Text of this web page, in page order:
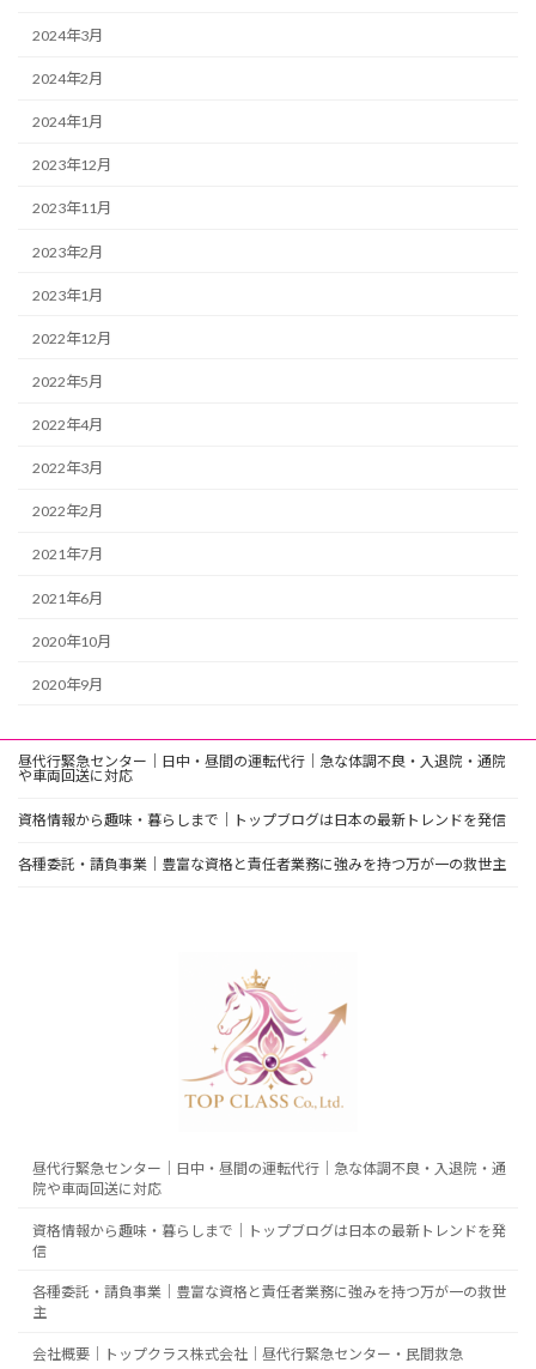
2024年3月
2024年2月
2024年1月
2023年12月
2023年11月
2023年2月
2023年1月
2022年12月
2022年5月
2022年4月
2022年3月
2022年2月
2021年7月
2021年6月
2020年10月
2020年9月
昼代行緊急センター｜日中・昼間の運転代行｜急な体調不良・入退院・通院
や車両回送に対応
資格情報から趣味・暮らしまで｜トップブログは日本の最新トレンドを発信
各種委託・請負事業｜豊富な資格と責任者業務に強みを持つ万が一の救世主
昼代行緊急センター｜日中・昼間の運転代行｜急な体調不良・入退院・通
院や車両回送に対応
資格情報から趣味・暮らしまで｜トップブログは日本の最新トレンドを発
信
各種委託・請負事業｜豊富な資格と責任者業務に強みを持つ万が一の救世
主
会社概要｜トップクラス株式会社｜昼代行緊急センター・民間救急